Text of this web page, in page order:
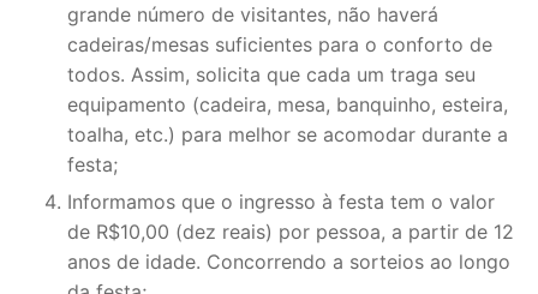
grande número de visitantes, não haverá
cadeiras/mesas suficientes para o conforto de
todos. Assim, solicita que cada um traga seu
equipamento (cadeira, mesa, banquinho, esteira,
toalha, etc.) para melhor se acomodar durante a
festa;
Informamos que o ingresso à festa tem o valor
de R$10,00 (dez reais) por pessoa, a partir de 12
anos de idade. Concorrendo a sorteios ao longo